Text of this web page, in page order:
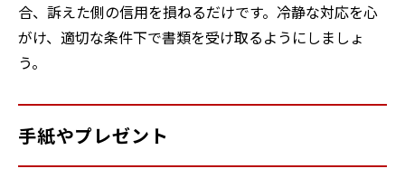
合、訴えた側の信用を損ねるだけです。冷静な対応を心
がけ、適切な条件下で書類を受け取るようにしましょ
う。
手紙やプレゼント